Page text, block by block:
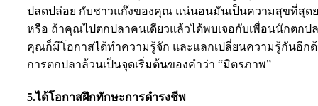
ปลดปล่อย กับชาวแก๊งของคุณ แน่นอนมันเป็นความสุขที่สุด
หรือ ถ้าคุณไปตกปลาคนเดียวแล้วได้พบเจอกับเพื่อนนักตกป
คุณก็มีโอกาสได้ทำความรู้จัก และแลกเปลี่ยนความรู้กันอีก
การตกปลาล้วนเป็นจุดเริ่มต้นของคำว่า “มิตรภาพ”
5.ได้โอกาสฝึกทักษะการดำรงชีพ